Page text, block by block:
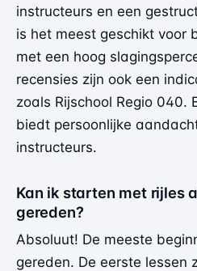
instructeurs en een
is het meest geschikt voor
met een hoog
recensies zijn ook een
zoals Rijschool Regio 040.
biedt persoonlijke
instructeurs.
Kan ik starten met rijles
gereden?
Absoluut! De meeste
gereden. De eerste lessen